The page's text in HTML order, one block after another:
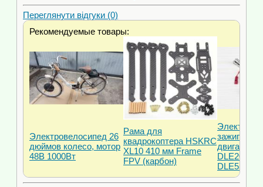
Переглянути відгуки (0)
Рекомендуемые товары:
Электровелосипед 26
дюймов колесо, мотор
48В 1000Вт
Рама для
квадрокоптера HSKRC
XL10 410 мм Frame
FPV (карбон)
зажигание
DLE20,
DLE55